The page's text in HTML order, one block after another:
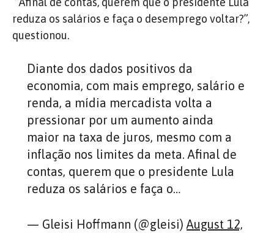
reduza os salários e faça o desemprego voltar?”,
questionou.
Diante dos dados positivos da
economia, com mais emprego, salário e
renda, a mídia mercadista volta a
pressionar por um aumento ainda
maior na taxa de juros, mesmo com a
inflação nos limites da meta. Afinal de
contas, querem que o presidente Lula
reduza os salários e faça o…
— Gleisi Hoffmann (@gleisi) August 12,